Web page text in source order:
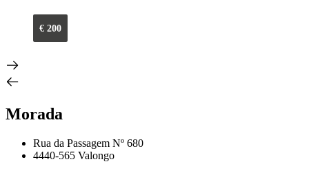
€ 200
Morada
Rua da Passagem Nº 680
4440-565 Valongo